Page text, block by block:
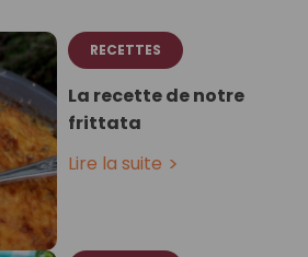
RECETTES
La recette de notre
frittata
Lire la suite